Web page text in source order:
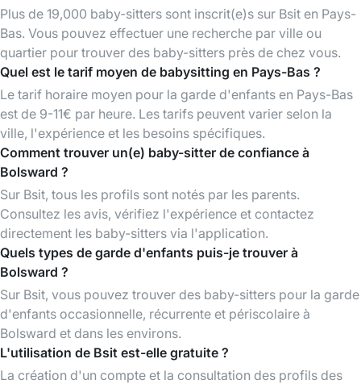
Plus de 19,000 baby-sitters sont inscrit(e)s sur Bsit en Pays-
Bas. Vous pouvez effectuer une recherche par ville ou
quartier pour trouver des baby-sitters près de chez vous.
Quel est le tarif moyen de babysitting en Pays-Bas ?
Le tarif horaire moyen pour la garde d'enfants en Pays-Bas
est de 9-11€ par heure. Les tarifs peuvent varier selon la
ville, l'expérience et les besoins spécifiques.
Comment trouver un(e) baby-sitter de confiance à
Bolsward ?
Sur Bsit, tous les profils sont notés par les parents.
Consultez les avis, vérifiez l'expérience et contactez
directement les baby-sitters via l'application.
Quels types de garde d'enfants puis-je trouver à
Bolsward ?
Sur Bsit, vous pouvez trouver des baby-sitters pour la garde
d'enfants occasionnelle, récurrente et périscolaire à
Bolsward et dans les environs.
L'utilisation de Bsit est-elle gratuite ?
La création d'un compte et la consultation des profils des